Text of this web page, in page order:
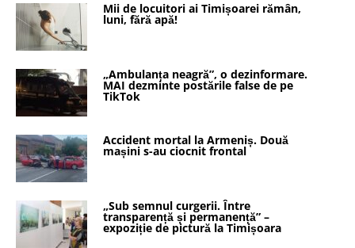
Mii de locuitori ai Timișoarei rămân,
luni, fără apă!
„Ambulanța neagră”, o dezinformare.
MAI dezminte postările false de pe
TikTok
Accident mortal la Armeniș. Două
mașini s-au ciocnit frontal
„Sub semnul curgerii. Între
transparență și permanență” –
expoziție de pictură la Timișoara